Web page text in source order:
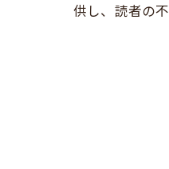
供し、読者の